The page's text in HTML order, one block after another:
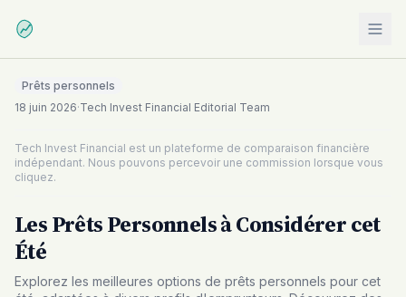
Prêts personnels
18 juin 2026·Tech Invest Financial Editorial Team
Tech Invest Financial est un plateforme de comparaison financière
indépendant. Nous pouvons percevoir une commission lorsque vous
cliquez.
Les Prêts Personnels à Considérer cet
Été
Explorez les meilleures options de prêts personnels pour cet